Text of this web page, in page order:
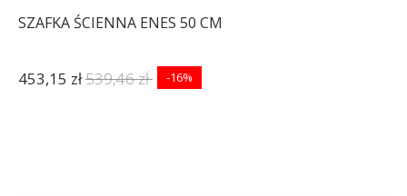
SZAFKA ŚCIENNA ENES 50 CM
453,15 zł539,46 zł -16%